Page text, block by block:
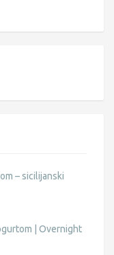
– sicilijanski
| Overnight